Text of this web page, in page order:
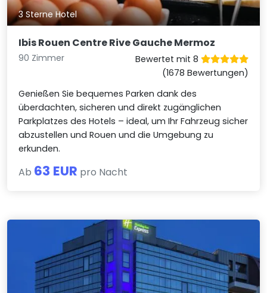
3 Sterne Hotel
Ibis Rouen Centre Rive Gauche Mermoz
90 Zimmer
Bewertet mit 8
(1678 Bewertungen)
Genießen Sie bequemes Parken dank des
überdachten, sicheren und direkt zugänglichen
Parkplatzes des Hotels – ideal, um Ihr Fahrzeug sicher
abzustellen und Rouen und die Umgebung zu
erkunden.
Ab 63 EUR pro Nacht